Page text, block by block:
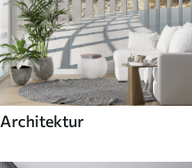
Architektur